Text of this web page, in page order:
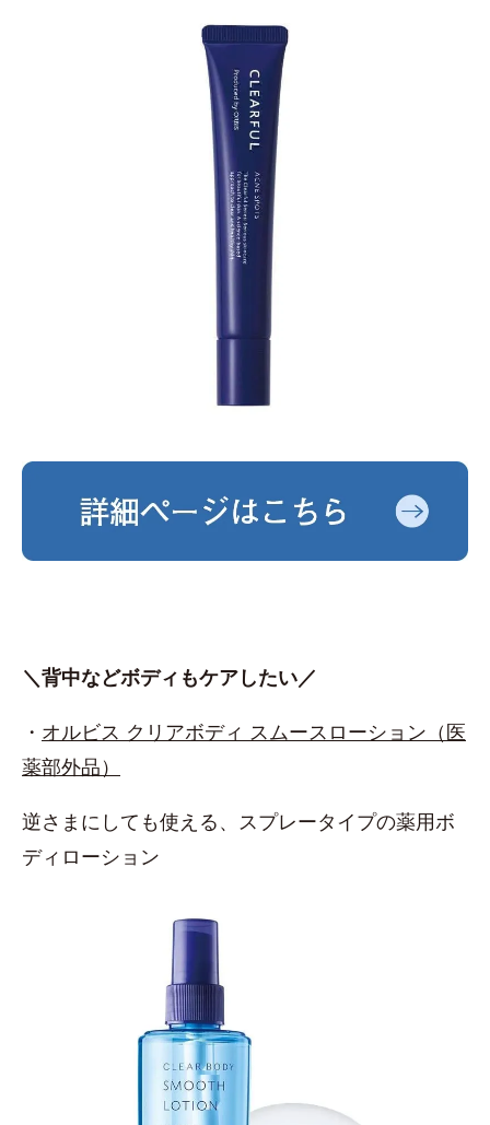
＼背中などボディもケアしたい／
・ オルビス クリアボディ スムースローション（医
薬部外品）
逆さまにしても使える、スプレータイプの薬用ボ
ディローション